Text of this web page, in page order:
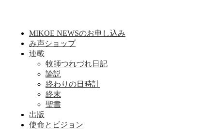
MIKOE NEWSのお申し込み
み声ショップ
連載
牧師つれづれ日記
論説
終わりの日時計
終末
聖書
出版
使命とビジョン